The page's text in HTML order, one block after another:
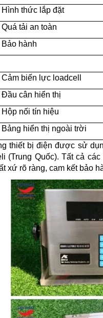
Hình thức lắp đặt
Quá tải an toàn
Bảo hành
Cảm biến lực loadcell
Đầu cân hiển thị
Hộp nối tín hiệu
Bảng hiển thị ngoài trời
thiết bị điện được sử
(Trung Quốc). Tất cả
xứ rõ ràng, cam kết bảo